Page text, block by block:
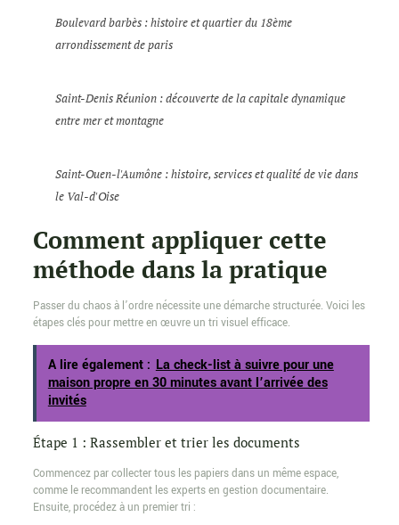
Boulevard barbès : histoire et quartier du 18ème
arrondissement de paris
Saint-Denis Réunion : découverte de la capitale dynamique
entre mer et montagne
Saint-Ouen-l'Aumône : histoire, services et qualité de vie dans
le Val-d'Oise
Comment appliquer cette
méthode dans la pratique
Passer du chaos à l’ordre nécessite une démarche structurée. Voici les
étapes clés pour mettre en œuvre un tri visuel efficace.
A lire également : La check-list à suivre pour une
maison propre en 30 minutes avant l’arrivée des
invités
Étape 1 : Rassembler et trier les documents
Commencez par collecter tous les papiers dans un même espace,
comme le recommandent les experts en gestion documentaire.
Ensuite, procédez à un premier tri :